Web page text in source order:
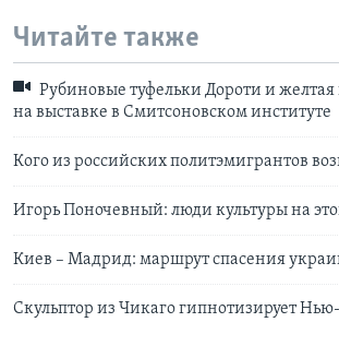
Читайте также
Рубиновые туфельки Дороти и желтая
на выставке в Смитсоновском институте
Кого из российских политэмигрантов
Игорь Поночевный: люди культуры на
Киев – Мадрид: маршрут спасения
Скульптор из Чикаго гипнотизирует